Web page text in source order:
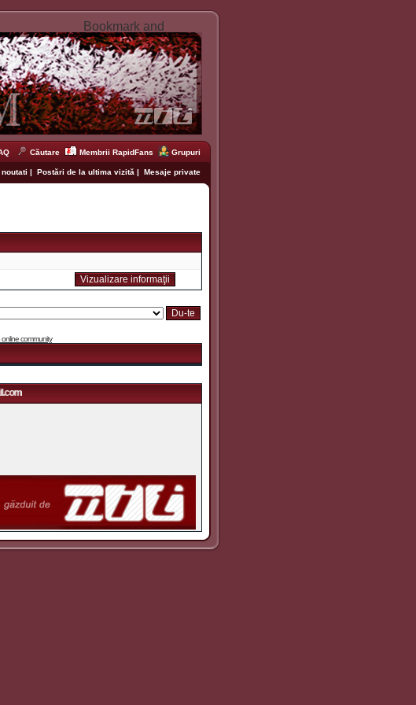
Căutare Membrii RapidFans Grupuri
| Postări de la ultima vizită | Mesaje private
community